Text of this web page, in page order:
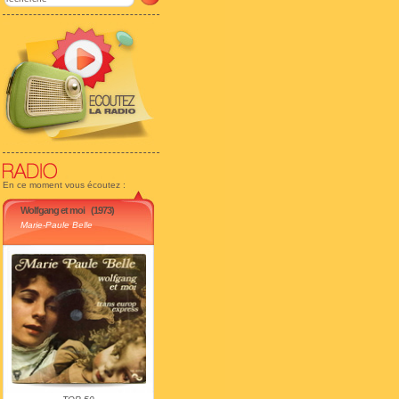
En ce moment vous écoutez :
Wolfgang et moi (1973)
Marie-Paule Belle